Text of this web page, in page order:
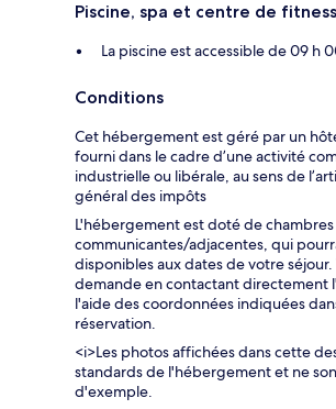
Piscine, spa et centre de
La piscine est accessible de 09 h
Conditions
Cet hébergement est géré par un
fourni dans le cadre d’une activité
industrielle ou libérale, au sens de
général des impôts
L'hébergement est doté de chambres
communicantes/adjacentes, qui
disponibles aux dates de votre séjour.
demande en contactant directement
l'aide des coordonnées indiquées
réservation.
<i>Les photos affichées dans cette
standards de l'hébergement et ne
d'exemple.